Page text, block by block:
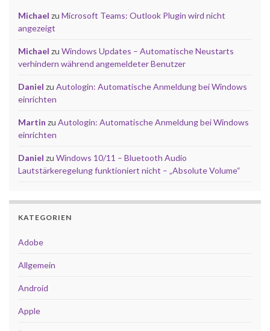
Michael zu Microsoft Teams: Outlook Plugin wird nicht
angezeigt
Michael zu Windows Updates – Automatische Neustarts
verhindern während angemeldeter Benutzer
Daniel zu Autologin: Automatische Anmeldung bei Windows
einrichten
Martin zu Autologin: Automatische Anmeldung bei Windows
einrichten
Daniel zu Windows 10/11 – Bluetooth Audio
Lautstärkeregelung funktioniert nicht – „Absolute Volume“
KATEGORIEN
Adobe
Allgemein
Android
Apple